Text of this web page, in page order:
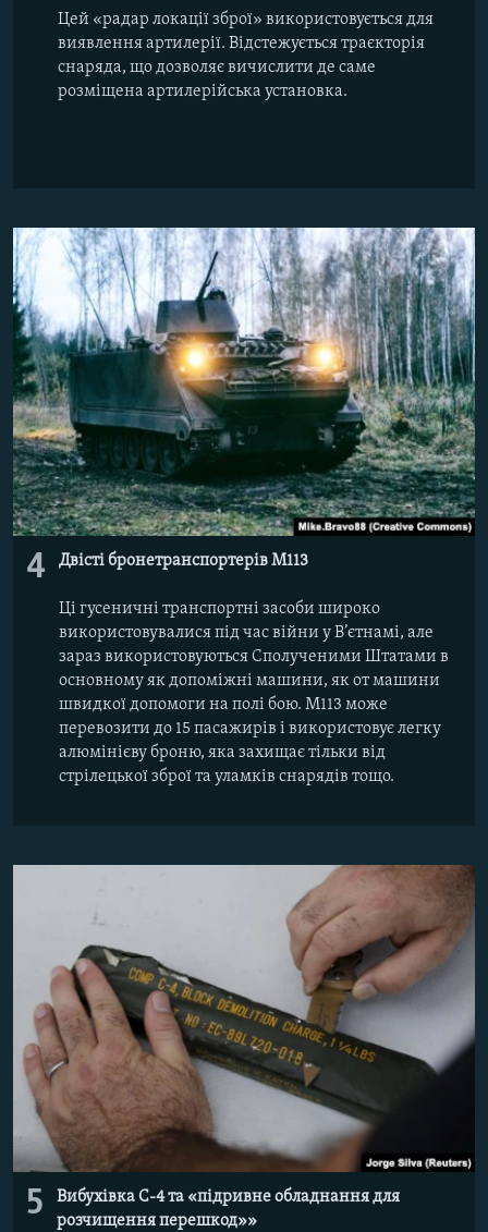
Цей «радар локації зброї» використовується для
виявлення артилерії. Відстежується траєкторія
снаряда, що дозволяє вичислити де саме
розміщена артилерійська установка.
4 Двісті бронетранспортерів М113
Ці гусеничні транспортні засоби широко
використовувалися під час війни у В’єтнамі, але
зараз використовуються Сполученими Штатами в
основному як допоміжні машини, як от машини
швидкої допомоги на полі бою. M113 може
перевозити до 15 пасажирів і використовує легку
алюмінієву броню, яка захищає тільки від
стрілецької зброї та уламків снарядів тощо.
5
Вибухівка С-4 та «підривне обладнання для
розчищення перешкод»»